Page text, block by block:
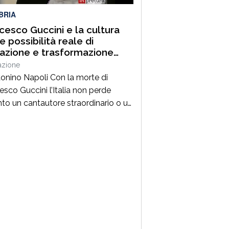
Guccini e la cultura
possibilità reale di
e trasformazione
Napoli Con la morte di
Guccini l’Italia non perde
un cantautore straordinario o un